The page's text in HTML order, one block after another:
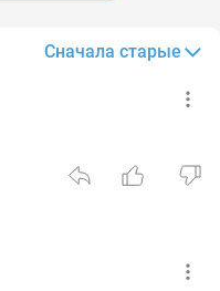
Сначала старые